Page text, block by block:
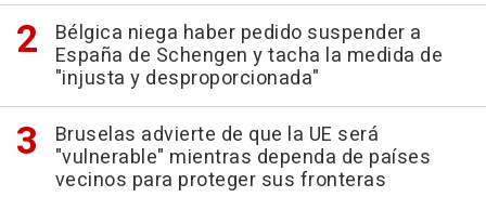
Bélgica niega haber pedido suspender a
España de Schengen y tacha la medida de
"injusta y desproporcionada"
Bruselas advierte de que la UE será
"vulnerable" mientras dependa de países
vecinos para proteger sus fronteras